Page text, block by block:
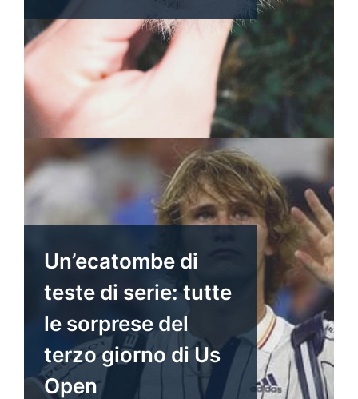
Un’ecatombe di
teste di serie: tutte
le sorprese del
terzo giorno di Us
Open